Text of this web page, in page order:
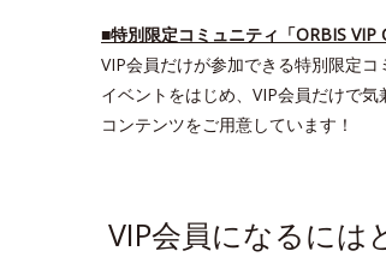
■特別限定コミュニティ「ORBIS VIP
VIP会員だけが参加できる特別限定
イベントをはじめ、VIP会員だけで
コンテンツをご用意しています！
VIP会員になるには